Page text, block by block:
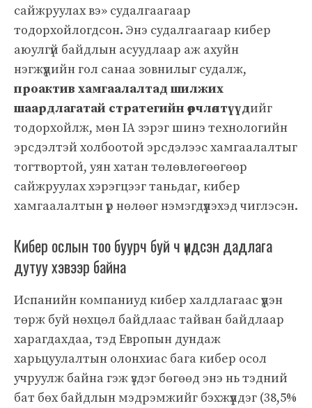
сайжруулах вэ» судалгаагаар
тодорхойлогдсон. Энэ судалгаагаар кибер
аюулгүй байдлын асуудлаар аж ахуйн
нэгжүүдийн гол санаа зовнилыг судалж,
проактив хамгаалалтад шилжих
шаардлагатай стратегийн өөрчлөлтүүдийг
тодорхойлж, мөн IA зэрэг шинэ технологийн
эрсдэлтэй холбоотой эрсдэлээс хамгаалалтыг
тогтвортой, уян хатан төлөвлөгөөгөөр
сайжруулах хэрэгцээг таньдаг, кибер
хамгаалалтын үр нөлөөг нэмэгдүүлэхэд чиглэсэн.
Кибер ослын тоо буурч буй ч үндсэн дадлага
дутуу хэвээр байна
Испанийн компаниуд кибер халдлагаас үүдэн
төрж буй нөхцөл байдлаас тайван байдлаар
харагдахдаа, тэд Европын дундаж
харьцуулалтын олонхиас бага кибер осол
учруулж байна гэж үздэг бөгөөд энэ нь тэдний
бат бөх байдлын мэдрэмжийг бэхжүүлдэг (38,5%